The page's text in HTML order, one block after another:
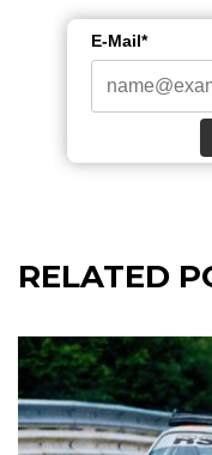
E-Mail*
RELATED